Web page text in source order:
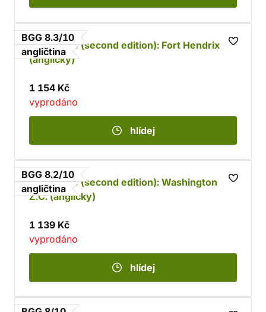
BGG 8.3/10
angličtina
Zombicide (second edition): Fort Hendrix
(anglicky)
1 154 Kč
vyprodáno
hlídej
BGG 8.2/10
angličtina
Zombicide (second edition): Washington
Z.C. (anglicky)
1 139 Kč
vyprodáno
hlídej